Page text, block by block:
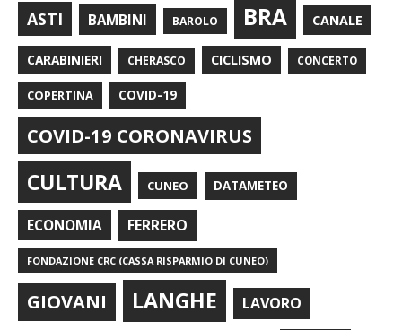
ASTI BAMBINI BAROLO BRA CANALE
CARABINIERI CHERASCO CICLISMO CONCERTO
COPERTINA COVID-19
COVID-19 CORONAVIRUS
CULTURA CUNEO DATAMETEO
ECONOMIA FERRERO
FONDAZIONE CRC (CASSA RISPARMIO DI CUNEO)
GIOVANI LANGHE LAVORO